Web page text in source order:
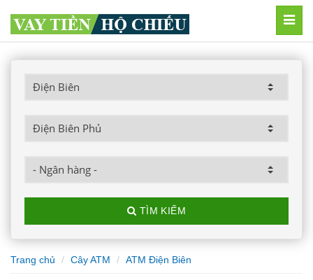
TÌM KIẾM
Trang chủ Cây ATM ATM Điện Biên